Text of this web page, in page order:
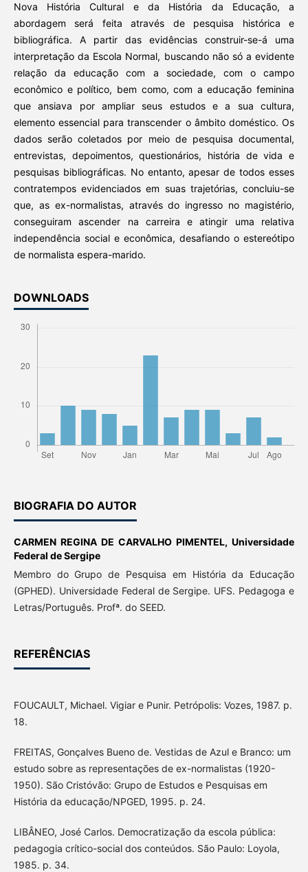
Nova História Cultural e da História da Educação, a
abordagem será feita através de pesquisa histórica e
bibliográfica. A partir das evidências construir-se-á uma
interpretação da Escola Normal, buscando não só a evidente
relação da educação com a sociedade, com o campo
econômico e político, bem como, com a educação feminina
que ansiava por ampliar seus estudos e a sua cultura,
elemento essencial para transcender o âmbito doméstico. Os
dados serão coletados por meio de pesquisa documental,
entrevistas, depoimentos, questionários, história de vida e
pesquisas bibliográficas. No entanto, apesar de todos esses
contratempos evidenciados em suas trajetórias, concluiu-se
que, as ex-normalistas, através do ingresso no magistério,
conseguiram ascender na carreira e atingir uma relativa
independência social e econômica, desafiando o estereótipo
de normalista espera-marido.
DOWNLOADS
BIOGRAFIA DO AUTOR
CARMEN REGINA DE CARVALHO PIMENTEL,Universidade
Federal de Sergipe
Membro do Grupo de Pesquisa em História da Educação
(GPHED). Universidade Federal de Sergipe. UFS. Pedagoga e
Letras/Português. Profª. do SEED.
REFERÊNCIAS
FOUCAULT, Michael. Vigiar e Punir. Petrópolis: Vozes, 1987. p.
18.
FREITAS, Gonçalves Bueno de. Vestidas de Azul e Branco: um
estudo sobre as representações de ex-normalistas (1920-
1950). São Cristóvão: Grupo de Estudos e Pesquisas em
História da educação/NPGED, 1995. p. 24.
LIBÂNEO, José Carlos. Democratização da escola pública:
pedagogia crítico-social dos conteúdos. São Paulo: Loyola,
1985. p. 34.